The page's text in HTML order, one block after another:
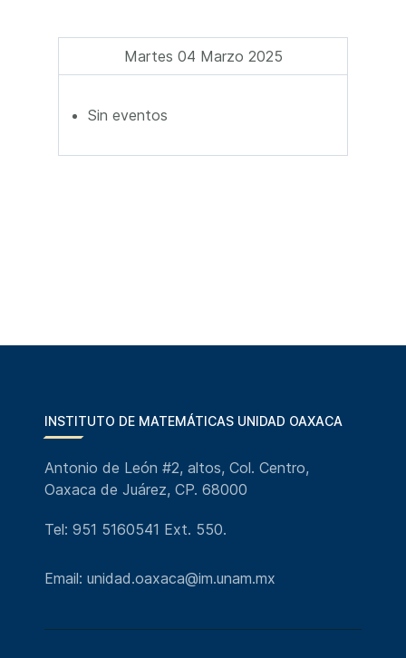
Martes 04 Marzo 2025
Sin eventos
INSTITUTO DE MATEMÁTICAS UNIDAD OAXACA
Antonio de León #2, altos, Col. Centro,
Oaxaca de Juárez, CP. 68000
Tel: 951 5160541 Ext. 550.
Email: unidad.oaxaca@im.unam.mx